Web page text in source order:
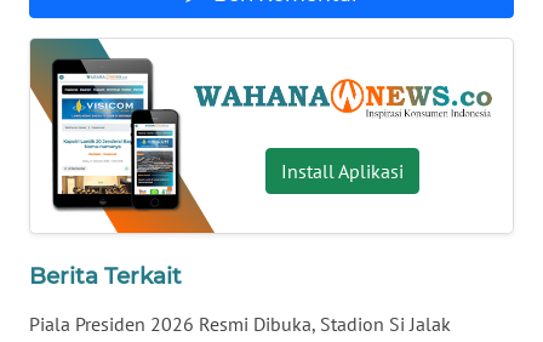
Install Aplikasi
Berita Terkait
Piala Presiden 2026 Resmi Dibuka, Stadion Si Jalak
WN
BABEL
WN
SUMBAR
WN
SUMSEL
BENGKULU